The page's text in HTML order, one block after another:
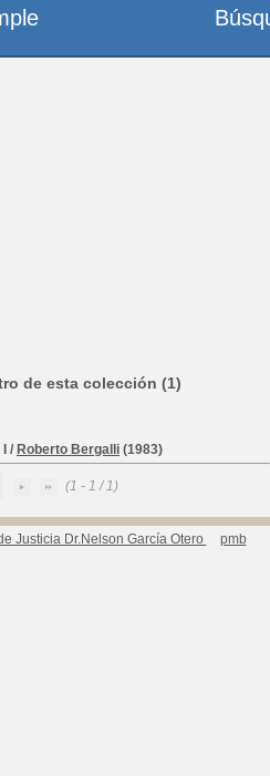
de esta colección (1)
/ Roberto Bergalli (1983)
(1 - 1 / 1)
Justicia Dr.Nelson García Otero pmb